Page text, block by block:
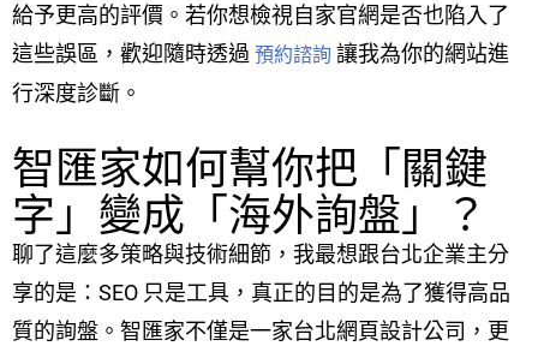
給予更高的評價。若你想檢視自家官網是否也陷入了
這些誤區，歡迎隨時透過 預約諮詢 讓我為你的網站進
行深度診斷。
智匯家如何幫你把「關鍵
字」變成「海外詢盤」？
聊了這麼多策略與技術細節，我最想跟台北企業主分
享的是：SEO 只是工具，真正的目的是為了獲得高品
質的詢盤。智匯家不僅是一家台北網頁設計公司，更